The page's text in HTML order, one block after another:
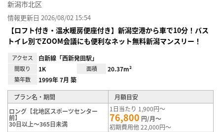
新潟市北区
情報更新日 2026/08/02 15:54
【ロフト付き・温水暖房便座付き】新潟空港から車で10分！バス
トイレ別でZOOM会議にも便利なネット無料新潟マンスリー！
アクセス 白新線「西新発田駅」
間取り 1K 面積 20.37m²
築年数 1999年 7月 築
プラン名・期間
月額目安
ロング【北地区スポーツセンター
前】
30日以上～365日未満
1日当たり 1,900円～
76,800 円/月～
初期費用他 22,000円～